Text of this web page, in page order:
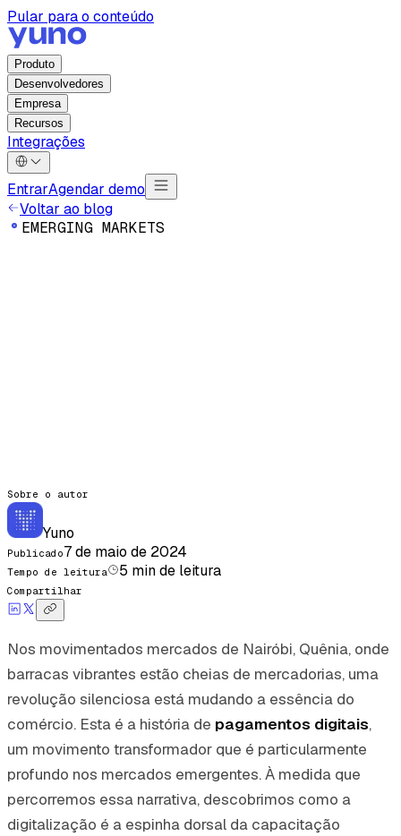
Pular para o conteúdo
Produto
Desenvolvedores
Empresa
Recursos
Integrações
EntrarAgendar demo
Voltar ao blog
EMERGING MARKETS
Sobre o autor
Yuno
Publicado7 de maio de 2024
Tempo de leitura 5 min de leitura
Compartilhar
Nos movimentados mercados de Nairóbi, Quênia, onde
barracas vibrantes estão cheias de mercadorias, uma
revolução silenciosa está mudando a essência do
comércio. Esta é a história de pagamentos digitais,
um movimento transformador que é particularmente
profundo nos mercados emergentes. À medida que
percorremos essa narrativa, descobrimos como a
digitalização é a espinha dorsal da capacitação